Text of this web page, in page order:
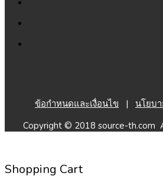
ข้อกำหนดและเงื่อนไข | นโยบ
Copyright © 2018 source-th.com
Shopping Cart